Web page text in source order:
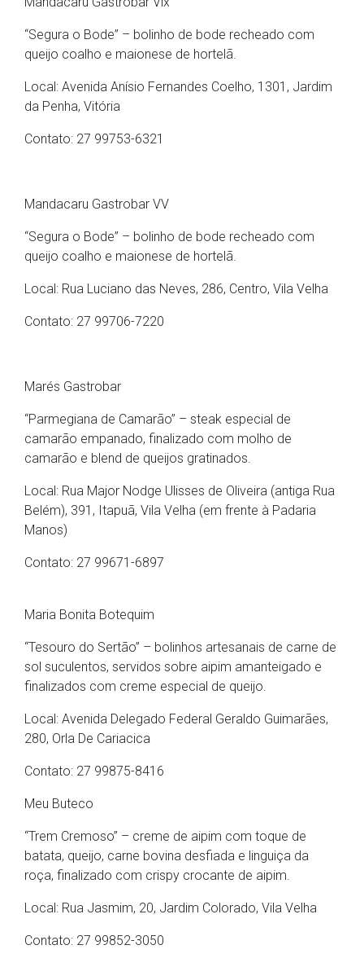
“Segura o Bode” – bolinho de bode recheado com
queijo coalho e maionese de hortelã.
Local: Avenida Anísio Fernandes Coelho, 1301, Jardim
da Penha, Vitória
Contato: 27 99753-6321
Mandacaru Gastrobar VV
“Segura o Bode” – bolinho de bode recheado com
queijo coalho e maionese de hortelã.
Local: Rua Luciano das Neves, 286, Centro, Vila Velha
Contato: 27 99706-7220
Marés Gastrobar
“Parmegiana de Camarão” – steak especial de
camarão empanado, finalizado com molho de
camarão e blend de queijos gratinados.
Local: Rua Major Nodge Ulisses de Oliveira (antiga Rua
Belém), 391, Itapuã, Vila Velha (em frente à Padaria
Manos)
Contato: 27 99671-6897
Maria Bonita Botequim
“Tesouro do Sertão” – bolinhos artesanais de carne de
sol suculentos, servidos sobre aipim amanteigado e
finalizados com creme especial de queijo.
Local: Avenida Delegado Federal Geraldo Guimarães,
280, Orla De Cariacica
Contato: 27 99875-8416
Meu Buteco
“Trem Cremoso” – creme de aipim com toque de
batata, queijo, carne bovina desfiada e linguiça da
roça, finalizado com crispy crocante de aipim.
Local: Rua Jasmim, 20, Jardim Colorado, Vila Velha
Contato: 27 99852-3050